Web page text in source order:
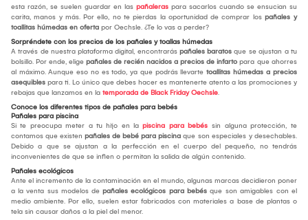
esta razón, se suelen guardar en las pañaleras para sacarlos cuando se ensucian su
carita, manos y más. Por ello, no te pierdas la oportunidad de comprar los pañales y
toallitas húmedas en oferta por Oechsle. ¿Te lo vas a perder?
Sorpréndete con los precios de los pañales y toallas húmedas
A través de nuestra plataforma digital, encontrarás pañales baratos que se ajustan a tu
bolsillo. Por ende, elige pañales de recién nacidos a precios de infarto para que ahorres
al máximo. Aunque eso no es todo, ya que podrás llevarte toallitas húmedas a precios
asequibles para ti. Lo único que debes hacer es mantenerte atento a las promociones y
rebajas que lanzamos en la temporada de Black Friday Oechsle.
Conoce los diferentes tipos de pañales para bebés
Pañales para piscina
Si te preocupa meter a tu hijo en la piscina para bebés sin alguna protección, te
contamos que existen pañales de bebé para piscina que son especiales y desechables.
Debido a que se ajustan a la perfección en el cuerpo del pequeño, no tendrás
inconvenientes de que se inflen o permitan la salida de algún contenido.
Pañales ecológicos
Ante el incremento de la contaminación en el mundo, algunas marcas decidieron poner
a la venta sus modelos de pañales ecológicos para bebés que son amigables con el
medio ambiente. Por ello, suelen estar fabricados con materiales a base de plantas o
tela sin causar daños a la piel del menor.